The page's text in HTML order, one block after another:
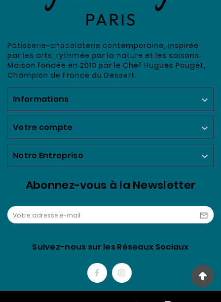
Pâtisserie-chocolaterie contemporaine, inspirée
par les arts, rythmée par la nature et les saisons.
Maison fondée en 2010 par le Chef Hugues Pouget,
Champion de France du Dessert.
Informations 
Votre compte 
Notre Entreprise 
Abonnez-vous à la Newsletter

Suivez-nous sur les Réseaux Sociaux